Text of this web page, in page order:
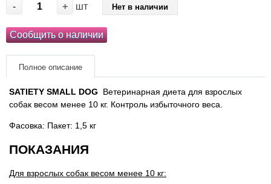
-
+ шт Нет в наличии
Сообщить о наличии
Полное описание
SATIETY SMALL DOG
​​Ветеринарная диета для взрослых
собак весом менее 10 кг. Контроль избыточного веса.
Фасовка: Пакет: 1,5 кг
ПОКАЗАНИЯ
Для взрослых собак весом менее 10 кг:
Товары для голубей
Товары для грызунов
Товары для лошадей
Товары для людей
Хозряд - хозтовары оптом